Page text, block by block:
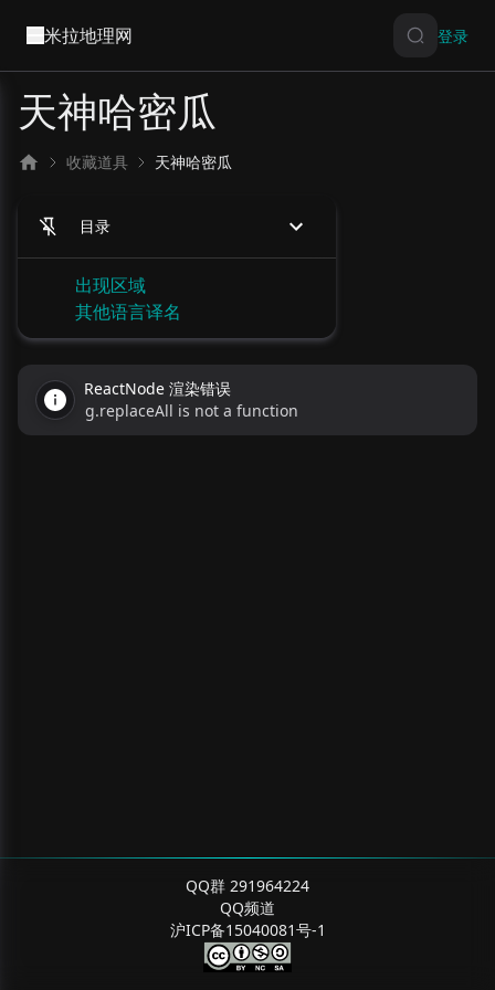
米拉地理网 登录
天神哈密瓜
收藏道具 天神哈密瓜
目录
出现区域
其他语言译名
ReactNode 渲染错误
g.replaceAll is not a function
QQ群 291964224
QQ频道
沪ICP备15040081号-1